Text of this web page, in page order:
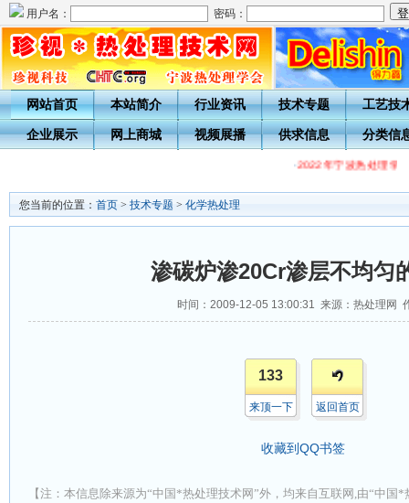
用户名： 密码：
网站首页 本站简介 行业资讯 技术专题 工艺技
企业展示 网上商城 视频展播 供求信息 分类信
·2022年宁波热处理学
您当前的位置： 首页 > 技术专题 > 化学热处理
渗碳炉渗20Cr渗层不均匀
时间：2009-12-05 13:00:31 来源：热处理网
133
来顶一下 返回首页
收藏到QQ书签
【注：本信息除来源为“中国*热处理技术网”外，均来自互联网,由“中国